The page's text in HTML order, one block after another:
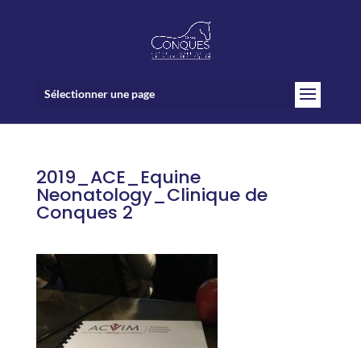
Sélectionner une page
2019_ACE_Equine
Neonatology_Clinique de
Conques 2